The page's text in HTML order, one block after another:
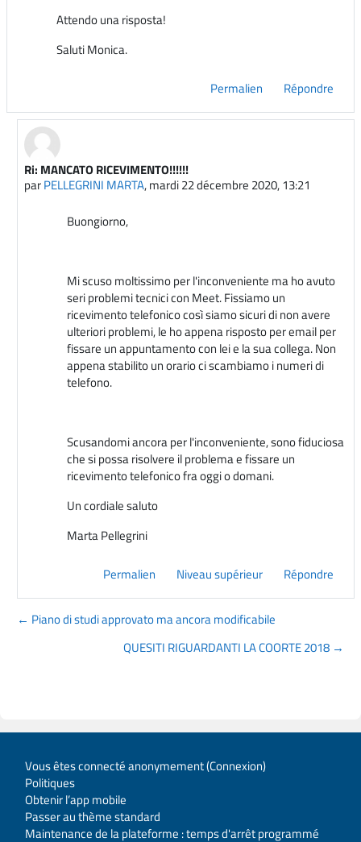
Attendo una risposta!
Saluti Monica.
Permalien Répondre
En réponse à CIABATTI MONICA
Ri: MANCATO RICEVIMENTO!!!!!!
parPELLEGRINI MARTA,mardi 22 décembre 2020, 13:21
Buongiorno,
Mi scuso moltissimo per l'inconveniente ma ho avuto
seri problemi tecnici con Meet. Fissiamo un
ricevimento telefonico così siamo sicuri di non avere
ulteriori problemi, le ho appena risposto per email per
fissare un appuntamento con lei e la sua collega. Non
appena stabilito un orario ci scambiamo i numeri di
telefono.
Scusandomi ancora per l'inconveniente, sono fiduciosa
che si possa risolvere il problema e fissare un
ricevimento telefonico fra oggi o domani.
Un cordiale saluto
Marta Pellegrini
Permalien Niveau supérieur Répondre
← Piano di studi approvato ma ancora modificabile
QUESITI RIGUARDANTI LA COORTE 2018 →
Vous êtes connecté anonymement (Connexion)
Politiques
Obtenir l’app mobile
Passer au thème standard
Maintenance de la plateforme : temps d'arrêt programmé